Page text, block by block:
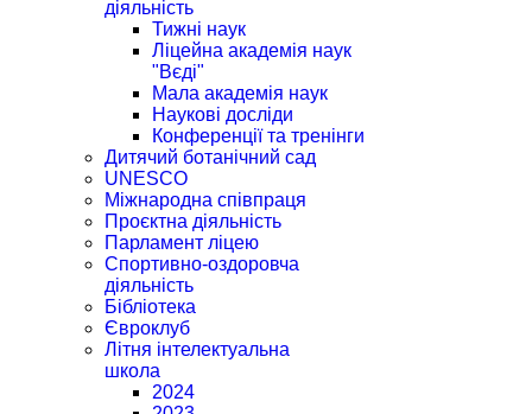
діяльність
Тижні наук
Ліцейна академія наук
"Вєді"
Мала академія наук
Наукові досліди
Конференції та тренінги
Дитячий ботанічний сад
UNESCO
Міжнародна співпраця
Проєктна діяльність
Парламент ліцею
Спортивно-оздоровча
діяльність
Бібліотека
Євроклуб
Літня інтелектуальна
школа
2024